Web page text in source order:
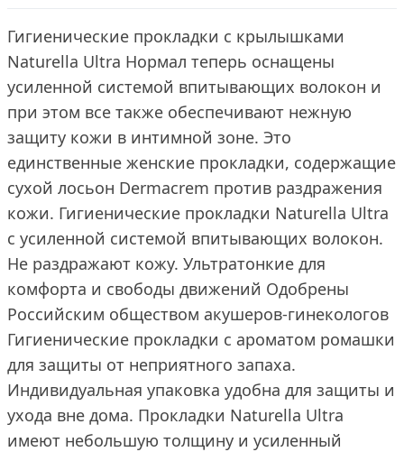
Гигиенические прокладки с крылышками
Naturella Ultra Нормал теперь оснащены
усиленной системой впитывающих волокон и
при этом все также обеспечивают нежную
защиту кожи в интимной зоне. Это
единственные женские прокладки, содержащие
сухой лосьон Dermacrem против раздражения
кожи. Гигиенические прокладки Naturella Ultra
с усиленной системой впитывающих волокон.
Не раздражают кожу. Ультратонкие для
комфорта и свободы движений Одобрены
Российским обществом акушеров-гинекологов
Гигиенические прокладки с ароматом ромашки
для защиты от неприятного запаха.
Индивидуальная упаковка удобна для защиты и
ухода вне дома. Прокладки Naturella Ultra
имеют небольшую толщину и усиленный